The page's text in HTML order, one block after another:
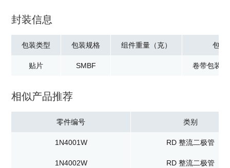
封装信息
包装类型
贴片
包装规格
SMBF
组件重量（克） 包装
卷带包装
相似产品推荐
零件编号 类别
1N4001W RD 整流二极管
1N4002W RD 整流二极管